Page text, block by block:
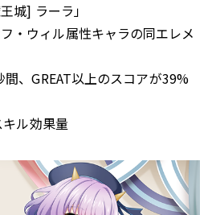
城] ラーラ」
・ウィル属性キャラの同エレメ
、GREAT以上のスコアが39%
ル効果量